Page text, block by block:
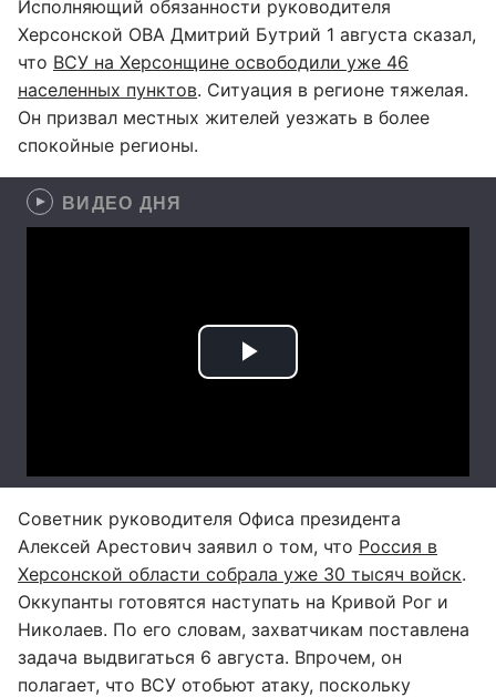
Исполняющий обязанности руководителя
Херсонской ОВА Дмитрий Бутрий 1 августа сказал,
что ВСУ на Херсонщине освободили уже 46
населенных пунктов. Ситуация в регионе тяжелая.
Он призвал местных жителей уезжать в более
спокойные регионы.
ВИДЕО ДНЯ
Советник руководителя Офиса президента
Алексей Арестович заявил о том, что Россия в
Херсонской области собрала уже 30 тысяч войск.
Оккупанты готовятся наступать на Кривой Рог и
Николаев. По его словам, захватчикам поставлена
задача выдвигаться 6 августа. Впрочем, он
полагает, что ВСУ отобьют атаку, поскольку